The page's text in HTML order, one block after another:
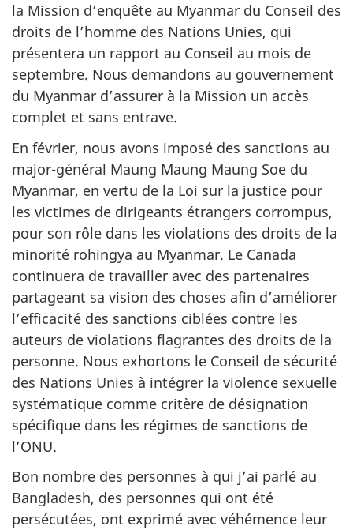
la Mission d’enquête au Myanmar du Conseil des
droits de l’homme des Nations Unies, qui
présentera un rapport au Conseil au mois de
septembre. Nous demandons au gouvernement
du Myanmar d’assurer à la Mission un accès
complet et sans entrave.
En février, nous avons imposé des sanctions au
major-général Maung Maung Maung Soe du
Myanmar, en vertu de la Loi sur la justice pour
les victimes de dirigeants étrangers corrompus,
pour son rôle dans les violations des droits de la
minorité rohingya au Myanmar. Le Canada
continuera de travailler avec des partenaires
partageant sa vision des choses afin d’améliorer
l’efficacité des sanctions ciblées contre les
auteurs de violations flagrantes des droits de la
personne. Nous exhortons le Conseil de sécurité
des Nations Unies à intégrer la violence sexuelle
systématique comme critère de désignation
spécifique dans les régimes de sanctions de
l’ONU.
Bon nombre des personnes à qui j’ai parlé au
Bangladesh, des personnes qui ont été
persécutées, ont exprimé avec véhémence leur